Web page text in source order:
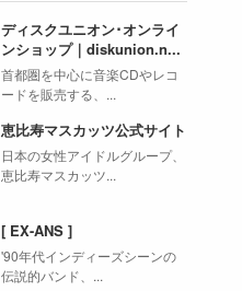
ディスクユニオン･オンライ
ンショップ｜diskunion.n...
首都圏を中心に音楽CDやレコ
ードを販売する、...
恵比寿マスカッツ公式サイト
日本の女性アイドルグループ、
恵比寿マスカッツ...
[ EX-ANS ]
'90年代インディーズシーンの
伝説的バンド、...